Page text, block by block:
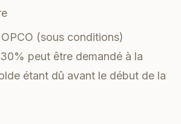
(sous conditions)
peut être demandé à la
étant dû avant le début de la